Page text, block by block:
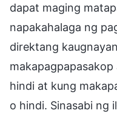
dapat maging
napakahalaga ng
direktang
hindi at kung
o hindi. Sinasabi ng